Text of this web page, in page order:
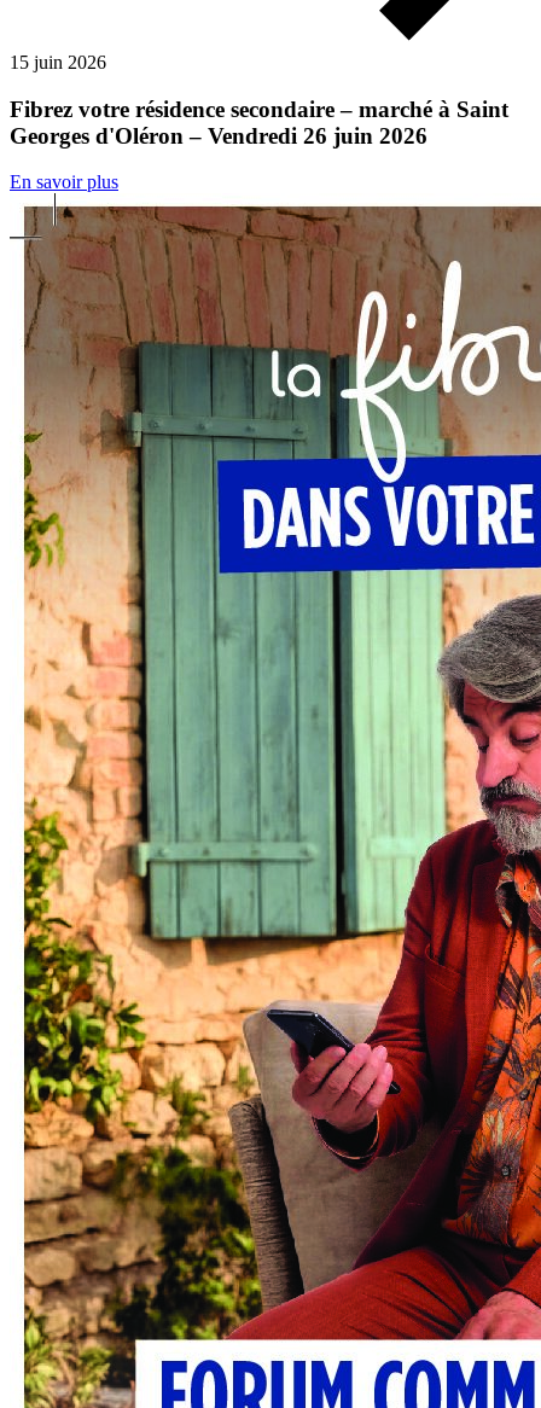
15 juin 2026
Fibrez votre résidence secondaire – marché à Saint
Georges d'Oléron – Vendredi 26 juin 2026
En savoir plus